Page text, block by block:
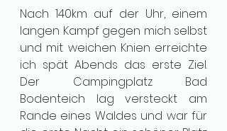
Nach 140km auf der Uhr, einem
langen Kampf gegen mich selbst
und mit weichen Knien erreichte
ich spät Abends das erste Ziel.
Der Campingplatz Bad
Bodenteich lag versteckt am
Rande eines Waldes und war für